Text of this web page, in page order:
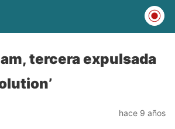
tercera expulsada
hace 9 años